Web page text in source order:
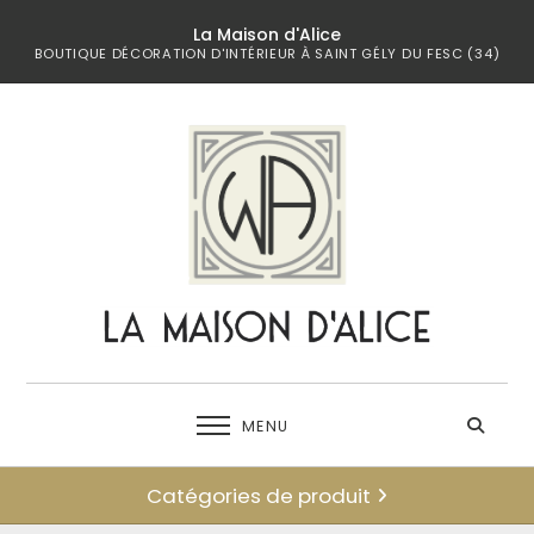
La Maison d'Alice
BOUTIQUE DÉCORATION D'INTÉRIEUR À SAINT GÉLY DU FESC (34)
MENU
Catégories de produit
← retour